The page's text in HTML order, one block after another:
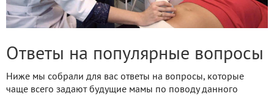
Ответы на популярные вопросы
Ниже мы собрали для вас ответы на вопросы, которые
чаще всего задают будущие мамы по поводу данного